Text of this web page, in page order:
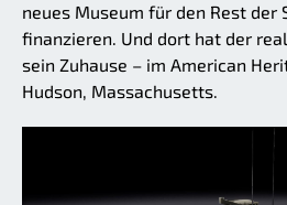
neues Museum für den Rest der
finanzieren. Und dort hat der
sein Zuhause – im American
Hudson, Massachusetts.